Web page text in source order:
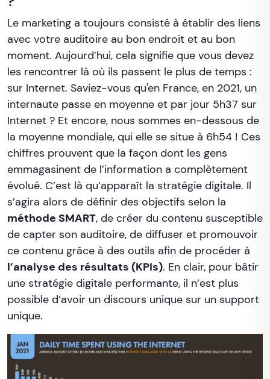
Le marketing a toujours consisté à établir des liens
avec votre auditoire au bon endroit et au bon
moment. Aujourd’hui, cela signifie que vous devez
les rencontrer là où ils passent le plus de temps :
sur Internet. Saviez-vous qu'en France, en 2021, un
internaute passe en moyenne et par jour 5h37 sur
Internet ? Et encore, nous sommes en-dessous de
la moyenne mondiale, qui elle se situe à 6h54 ! Ces
chiffres prouvent que la façon dont les gens
emmagasinent de l’information a complètement
évolué. C’est là qu’apparaît la stratégie digitale. Il
s’agira alors de définir des objectifs selon la
méthode SMART, de créer du contenu susceptible
de capter son auditoire, de diffuser et promouvoir
ce contenu grâce à des outils afin de procéder à
l’analyse des résultats (KPIs). En clair, pour bâtir
une stratégie digitale performante, il n’est plus
possible d’avoir un discours unique sur un support
unique.